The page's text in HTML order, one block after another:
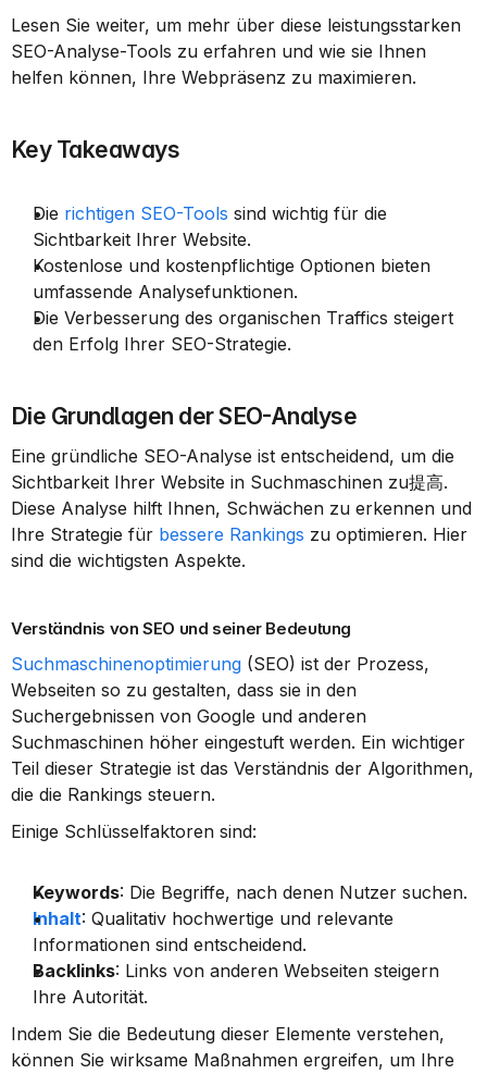
Lesen Sie weiter, um mehr über diese leistungsstarken
SEO-Analyse-Tools zu erfahren und wie sie Ihnen
helfen können, Ihre Webpräsenz zu maximieren.
Key Takeaways
Die richtigen SEO-Tools sind wichtig für die
Sichtbarkeit Ihrer Website.
Kostenlose und kostenpflichtige Optionen bieten
umfassende Analysefunktionen.
Die Verbesserung des organischen Traffics steigert
den Erfolg Ihrer SEO-Strategie.
Die Grundlagen der SEO-Analyse
Eine gründliche SEO-Analyse ist entscheidend, um die
Sichtbarkeit Ihrer Website in Suchmaschinen zu提高.
Diese Analyse hilft Ihnen, Schwächen zu erkennen und
Ihre Strategie für bessere Rankings zu optimieren. Hier
sind die wichtigsten Aspekte.
Verständnis von SEO und seiner Bedeutung
Suchmaschinenoptimierung (SEO) ist der Prozess,
Webseiten so zu gestalten, dass sie in den
Suchergebnissen von Google und anderen
Suchmaschinen höher eingestuft werden. Ein wichtiger
Teil dieser Strategie ist das Verständnis der Algorithmen,
die die Rankings steuern.
Einige Schlüsselfaktoren sind:
Keywords: Die Begriffe, nach denen Nutzer suchen.
Inhalt: Qualitativ hochwertige und relevante
Informationen sind entscheidend.
Backlinks: Links von anderen Webseiten steigern
Ihre Autorität.
Indem Sie die Bedeutung dieser Elemente verstehen,
können Sie wirksame Maßnahmen ergreifen, um Ihre